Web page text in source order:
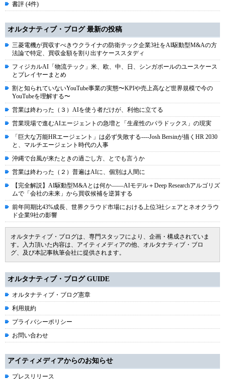
書評 (4件)
オルタナティブ・ブログ 最新の投稿
三菱電機が買収すべきウクライナの防衛テック企業3社をAI駆動型M&Aの方
法論で特定、買収金額を割り出すケーススタディ
フィジカルAI「物流テック」米、欧、中、日、シンガポールのユースケース
とプレイヤーまとめ
割と知られていないYouTube事業の実態〜KPIや売上高など世界規模で今の
YouTubeを理解する〜
営業は終わった（３）AIを使う者だけが、利他に立てる
営業現場で進むAIエージェントの急増と「生産性のパラドックス」の現実
「巨大な万能HRエージェント」は必ず失敗する----Josh Bersinが描くHR 2030
と、マルチエージェント時代の人事
沖縄で台風が来たときの過ごし方、とでも言うか
営業は終わった（２）普遍はAIに、個別は人間に
【完全解説】AI駆動型M&Aとは何か――AIモデル＋Deep Researchアルゴリズ
ムで「会社の未来」から買収候補を逆算する
前年同期比43%成長、世界クラウド市場における上位3社シェアとネオクラウ
ド企業9社の影響
オルタナティブ・ブログは、専門スタッフにより、企画・構成されていま
す。入力頂いた内容は、アイティメディアの他、オルタナティブ・ブロ
グ、及び本記事執筆会社に提供されます。
オルタナティブ・ブログ GUIDE
オルタナティブ・ブログ憲章
利用規約
プライバシーポリシー
お問い合わせ
アイティメディアからのお知らせ
プレスリリース